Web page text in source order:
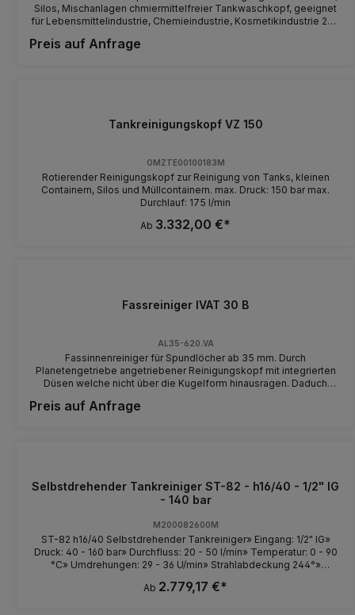
Silos, Mischanlagen chmiermittelfreier Tankwaschkopf, geeignet
für Lebensmittelindustrie, Chemieindustrie, Kosmetikindustrie 200
Preis auf Anfrage
Tankreinigungskopf VZ 150
OMZTE00100183M
Rotierender Reinigungskopf zur Reinigung von Tanks, kleinen
Containern, Silos und Müllcontainern. max. Druck: 150 bar max.
Durchlauf: 175 l/min
Ab 3.332,00 €*
Fassreiniger IVAT 30 B
AL35-620.VA
Fassinnenreiniger für Spundlöcher ab 35 mm. Durch
Planetengetriebe angetriebener Reinigungskopf mit integrierten
Düsen welche nicht über die Kugelform hinausragen. Daduch
Spundlochhalter ist auf dem Schaft verstellbar. Daduch kann der
Reinigungszyklus: 2 min15 sec Trafo mit 5 oder 10m Kabel nach
Wunsch (Sondermaß Schaftlänge 1,20m mit 120,-€ Aufpreis)
Hochdruckreinigern. 250 bar Maximaldruck 98°C Temp. max.
Bildnachweis Bild 3: Faßreinigung von 1000 l Fässern im Weingut
Steffens- Keß, Reil an der Mosel
Preis auf Anfrage
Selbstdrehender Tankreiniger ST-82 - h16/40 - 1/2" IG
- 140 bar
M200082600M
ST-82 h16/40 Selbstdrehender Tankreiniger» Eingang: 1/2" IG»
Druck: 40 - 160 bar» Durchfluss: 20 - 50 l/min» Temperatur: 0 - 90
°C» Umdrehungen: 29 - 36 U/min» Strahlabdeckung 244°»
(bar) BEI BESTELLUNG DER TANKREINIGER BITTEN WIR SIE DIE
Ab 2.779,17 €*